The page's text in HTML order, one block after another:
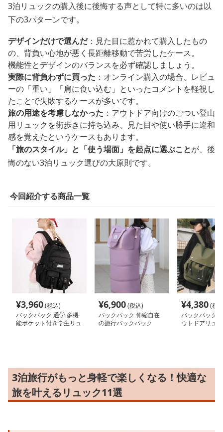
3泊リュックの購入後に後悔する声として特に多いのは以
下の3パターンです。
デザインだけで選んだ：見た目に惹かれて購入したもの
の、背負い心地が悪く長距離移動で苦労したケース。
機能性とデザインのバランスを必ず確認しましょう。
実際に背負わずに買った ：オンライン購入の場合、レビュ
ーの「重い」「肩に食い込む」といったコメントを軽視し
たことで失敗するケースが多いです。
旅の用途を考慮しなかった ：アウトドア向けのごつい登山
用リュックを街歩きに持ち込み、見た目や使い勝手に違和
感を覚えたというケースもあります。
「旅のスタイル」と「使う場面」を起点に選ぶことが、後
悔のない3泊リュック選びの大原則です。
今回紹介する商品一覧
¥3,960(税込)
バックパック 通学 多機
能ポケット付き学生リュ
¥6,900(税込)
バックパック 伸縮自在
の旅行バックパック
¥4,380(税
バックパック
ウトドアリュ
3泊旅行がもっと身軽で楽しくなる！快適な
旅を叶えるリュック11選